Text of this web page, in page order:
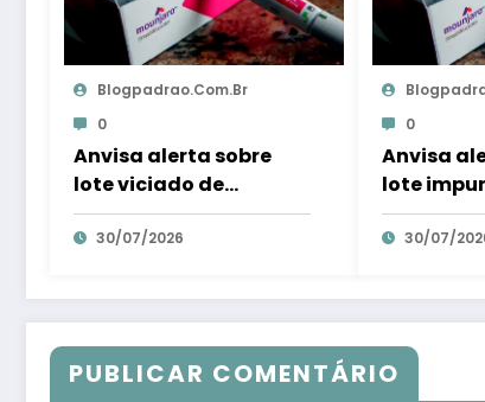
Blogpadrao.com.br
0
Anvisa alerta sobre
lote viciado de
Mounjaro e ordena
inquietação imediata
30/07/2026
0
Anvisa
lote
Mounjaro
30/07/
PUBLICAR COMENTÁRIO